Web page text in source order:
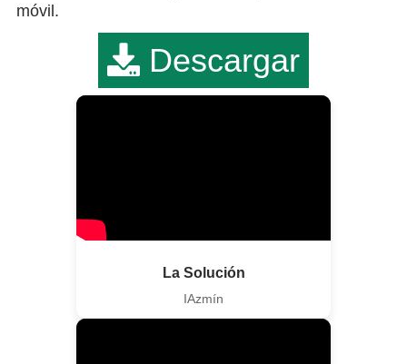
móvil.
Descargar
La Solución
IAzmín